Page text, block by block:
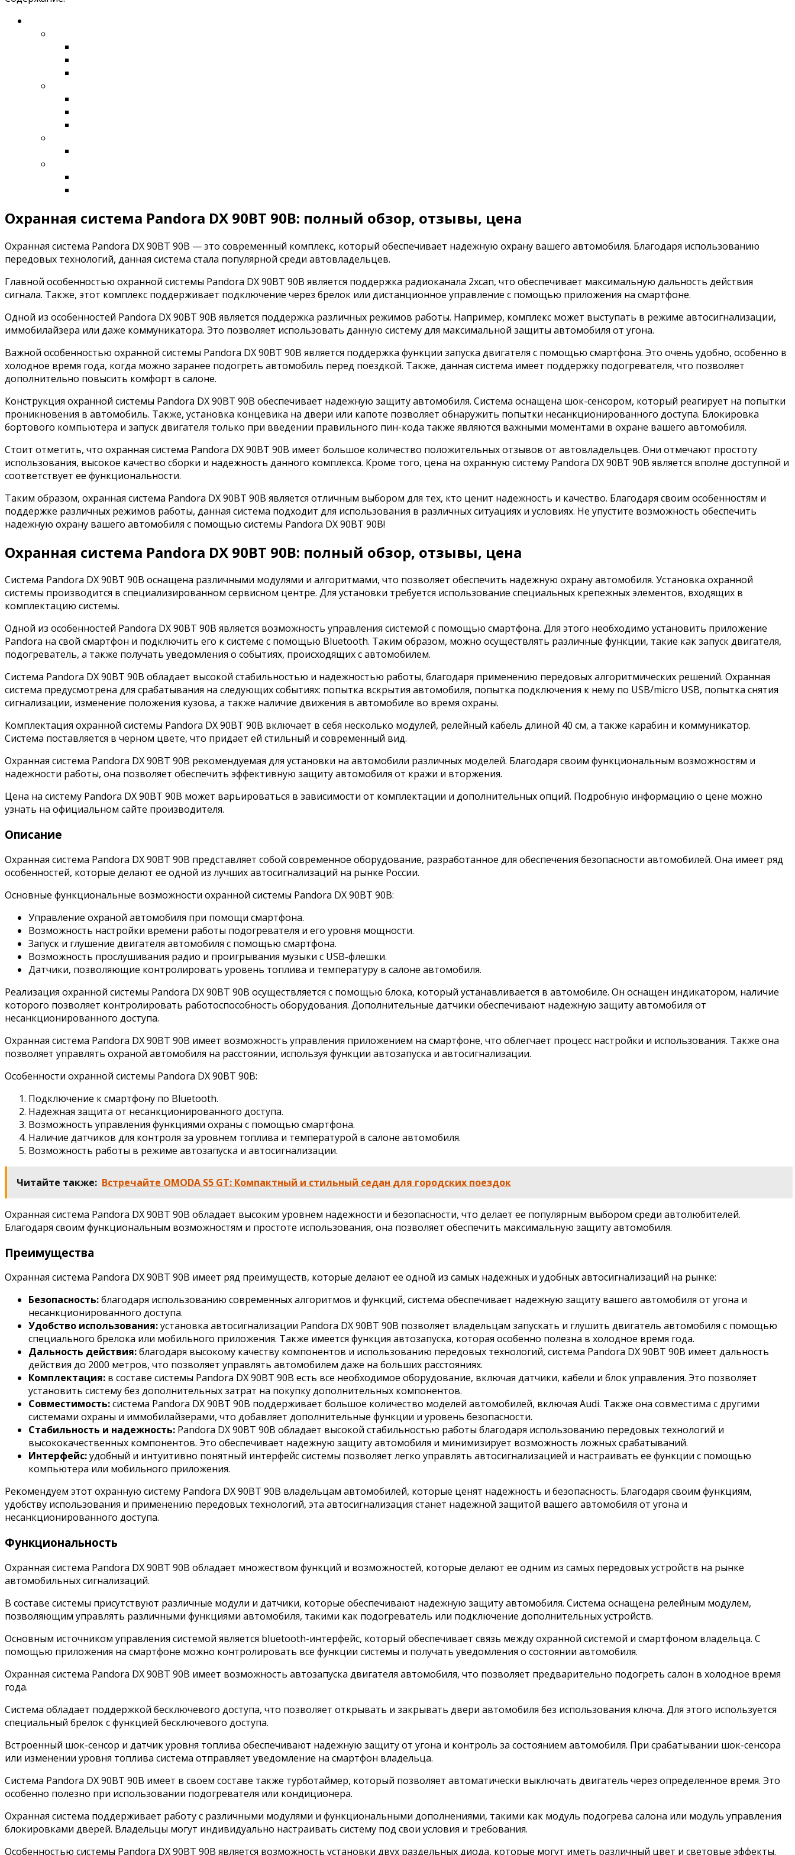
Охранная система Pandora DX 90BT 90B: полный обзор, отзывы, цена
Охранная система Pandora DX 90BT 90B — это современный комплекс, который обеспечивает надежную охрану вашего автомобиля. Благодаря использованию
передовых технологий, данная система стала популярной среди автовладельцев.
Главной особенностью охранной системы Pandora DX 90BT 90B является поддержка радиоканала 2xcan, что обеспечивает максимальную дальность действия
сигнала. Также, этот комплекс поддерживает подключение через брелок или дистанционное управление с помощью приложения на смартфоне.
Одной из особенностей Pandora DX 90BT 90B является поддержка различных режимов работы. Например, комплекс может выступать в режиме автосигнализации,
иммобилайзера или даже коммуникатора. Это позволяет использовать данную систему для максимальной защиты автомобиля от угона.
Важной особенностью охранной системы Pandora DX 90BT 90B является поддержка функции запуска двигателя с помощью смартфона. Это очень удобно, особенно в
холодное время года, когда можно заранее подогреть автомобиль перед поездкой. Также, данная система имеет поддержку подогревателя, что позволяет
дополнительно повысить комфорт в салоне.
Конструкция охранной системы Pandora DX 90BT 90B обеспечивает надежную защиту автомобиля. Система оснащена шок-сенсором, который реагирует на попытки
проникновения в автомобиль. Также, установка концевика на двери или капоте позволяет обнаружить попытки несанкционированного доступа. Блокировка
бортового компьютера и запуск двигателя только при введении правильного пин-кода также являются важными моментами в охране вашего автомобиля.
Стоит отметить, что охранная система Pandora DX 90BT 90B имеет большое количество положительных отзывов от автовладельцев. Они отмечают простоту
использования, высокое качество сборки и надежность данного комплекса. Кроме того, цена на охранную систему Pandora DX 90BT 90B является вполне доступной и
соответствует ее функциональности.
Таким образом, охранная система Pandora DX 90BT 90B является отличным выбором для тех, кто ценит надежность и качество. Благодаря своим особенностям и
поддержке различных режимов работы, данная система подходит для использования в различных ситуациях и условиях. Не упустите возможность обеспечить
надежную охрану вашего автомобиля с помощью системы Pandora DX 90BT 90B!
Охранная система Pandora DX 90BT 90B: полный обзор, отзывы, цена
Система Pandora DX 90BT 90B оснащена различными модулями и алгоритмами, что позволяет обеспечить надежную охрану автомобиля. Установка охранной
системы производится в специализированном сервисном центре. Для установки требуется использование специальных крепежных элементов, входящих в
комплектацию системы.
Одной из особенностей Pandora DX 90BT 90B является возможность управления системой с помощью смартфона. Для этого необходимо установить приложение
Pandora на свой смартфон и подключить его к системе с помощью Bluetooth. Таким образом, можно осуществлять различные функции, такие как запуск двигателя,
подогреватель, а также получать уведомления о событиях, происходящих с автомобилем.
Система Pandora DX 90BT 90B обладает высокой стабильностью и надежностью работы, благодаря применению передовых алгоритмических решений. Охранная
система предусмотрена для срабатывания на следующих событиях: попытка вскрытия автомобиля, попытка подключения к нему по USB/micro USB, попытка снятия
сигнализации, изменение положения кузова, а также наличие движения в автомобиле во время охраны.
Комплектация охранной системы Pandora DX 90BT 90B включает в себя несколько модулей, релейный кабель длиной 40 см, а также карабин и коммуникатор.
Система поставляется в черном цвете, что придает ей стильный и современный вид.
Охранная система Pandora DX 90BT 90B рекомендуемая для установки на автомобили различных моделей. Благодаря своим функциональным возможностям и
надежности работы, она позволяет обеспечить эффективную защиту автомобиля от кражи и вторжения.
Цена на систему Pandora DX 90BT 90B может варьироваться в зависимости от комплектации и дополнительных опций. Подробную информацию о цене можно
узнать на официальном сайте производителя.
Описание
Охранная система Pandora DX 90BT 90B представляет собой современное оборудование, разработанное для обеспечения безопасности автомобилей. Она имеет ряд
особенностей, которые делают ее одной из лучших автосигнализаций на рынке России.
Основные функциональные возможности охранной системы Pandora DX 90BT 90B:
Управление охраной автомобиля при помощи смартфона.
Возможность настройки времени работы подогревателя и его уровня мощности.
Запуск и глушение двигателя автомобиля с помощью смартфона.
Возможность прослушивания радио и проигрывания музыки с USB-флешки.
Датчики, позволяющие контролировать уровень топлива и температуру в салоне автомобиля.
Реализация охранной системы Pandora DX 90BT 90B осуществляется с помощью блока, который устанавливается в автомобиле. Он оснащен индикатором, наличие
которого позволяет контролировать работоспособность оборудования. Дополнительные датчики обеспечивают надежную защиту автомобиля от
несанкционированного доступа.
Охранная система Pandora DX 90BT 90B имеет возможность управления приложением на смартфоне, что облегчает процесс настройки и использования. Также она
позволяет управлять охраной автомобиля на расстоянии, используя функции автозапуска и автосигнализации.
Особенности охранной системы Pandora DX 90BT 90B:
Подключение к смартфону по Bluetooth.
Надежная защита от несанкционированного доступа.
Возможность управления функциями охраны с помощью смартфона.
Наличие датчиков для контроля за уровнем топлива и температурой в салоне автомобиля.
Возможность работы в режиме автозапуска и автосигнализации.
Читайте также: Встречайте OMODA S5 GT: Компактный и стильный седан для городских поездок
Охранная система Pandora DX 90BT 90B обладает высоким уровнем надежности и безопасности, что делает ее популярным выбором среди автолюбителей.
Благодаря своим функциональным возможностям и простоте использования, она позволяет обеспечить максимальную защиту автомобиля.
Преимущества
Охранная система Pandora DX 90BT 90B имеет ряд преимуществ, которые делают ее одной из самых надежных и удобных автосигнализаций на рынке:
Безопасность:благодаря использованию современных алгоритмов и функций, система обеспечивает надежную защиту вашего автомобиля от угона и
несанкционированного доступа.
Удобство использования:установка автосигнализации Pandora DX 90BT 90B позволяет владельцам запускать и глушить двигатель автомобиля с помощью
специального брелока или мобильного приложения. Также имеется функция автозапуска, которая особенно полезна в холодное время года.
Дальность действия:благодаря высокому качеству компонентов и использованию передовых технологий, система Pandora DX 90BT 90B имеет дальность
действия до 2000 метров, что позволяет управлять автомобилем даже на больших расстояниях.
Комплектация: в составе системы Pandora DX 90BT 90B есть все необходимое оборудование, включая датчики, кабели и блок управления. Это позволяет
установить систему без дополнительных затрат на покупку дополнительных компонентов.
Совместимость:система Pandora DX 90BT 90B поддерживает большое количество моделей автомобилей, включая Audi. Также она совместима с другими
системами охраны и иммобилайзерами, что добавляет дополнительные функции и уровень безопасности.
Стабильность и надежность: Pandora DX 90BT 90B обладает высокой стабильностью работы благодаря использованию передовых технологий и
высококачественных компонентов. Это обеспечивает надежную защиту автомобиля и минимизирует возможность ложных срабатываний.
Интерфейс:удобный и интуитивно понятный интерфейс системы позволяет легко управлять автосигнализацией и настраивать ее функции с помощью
компьютера или мобильного приложения.
Рекомендуем этот охранную систему Pandora DX 90BT 90B владельцам автомобилей, которые ценят надежность и безопасность. Благодаря своим функциям,
удобству использования и применению передовых технологий, эта автосигнализация станет надежной защитой вашего автомобиля от угона и
несанкционированного доступа.
Функциональность
Охранная система Pandora DX 90BT 90B обладает множеством функций и возможностей, которые делают ее одним из самых передовых устройств на рынке
автомобильных сигнализаций.
В составе системы присутствуют различные модули и датчики, которые обеспечивают надежную защиту автомобиля. Система оснащена релейным модулем,
позволяющим управлять различными функциями автомобиля, такими как подогреватель или подключение дополнительных устройств.
Основным источником управления системой является bluetooth-интерфейс, который обеспечивает связь между охранной системой и смартфоном владельца. С
помощью приложения на смартфоне можно контролировать все функции системы и получать уведомления о состоянии автомобиля.
Охранная система Pandora DX 90BT 90B имеет возможность автозапуска двигателя автомобиля, что позволяет предварительно подогреть салон в холодное время
года.
Система обладает поддержкой бесключевого доступа, что позволяет открывать и закрывать двери автомобиля без использования ключа. Для этого используется
специальный брелок с функцией бесключевого доступа.
Встроенный шок-сенсор и датчик уровня топлива обеспечивают надежную защиту от угона и контроль за состоянием автомобиля. При срабатывании шок-сенсора
или изменении уровня топлива система отправляет уведомление на смартфон владельца.
Система Pandora DX 90BT 90B имеет в своем составе также турботаймер, который позволяет автоматически выключать двигатель через определенное время. Это
особенно полезно при использовании подогревателя или кондиционера.
Охранная система поддерживает работу с различными модулями и функциональными дополнениями, такими как модуль подогрева салона или модуль управления
блокировками дверей. Владельцы могут индивидуально настраивать систему под свои условия и требования.
Особенностью системы Pandora DX 90BT 90B является возможность установки двух раздельных диода, которые могут иметь различный цвет и световые эффекты.